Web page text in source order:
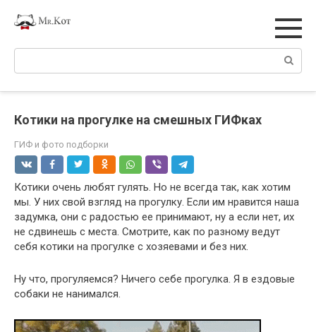
Поиск:
Котики на прогулке на смешных ГИФках
ГИФ и фото подборки
Котики очень любят гулять. Но не всегда так, как хотим
мы. У них свой взгляд на прогулку. Если им нравится наша
задумка, они с радостью ее принимают, ну а если нет, их
не сдвинешь с места. Смотрите, как по разному ведут
себя котики на прогулке с хозяевами и без них.
Ну что, прогуляемся? Ничего себе прогулка. Я в ездовые
собаки не нанимался.